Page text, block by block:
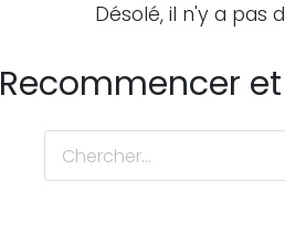
Désolé, il n'y a pas
Recommencer